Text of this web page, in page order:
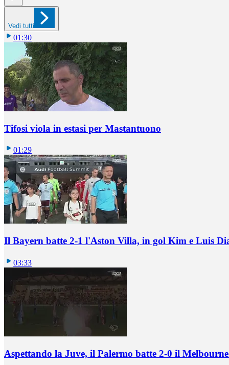
Vedi tutti
01:30
Tifosi viola in estasi per Mastantuono
01:29
Il Bayern batte 2-1 l'Aston Villa, in gol Kim e Luis
03:33
Aspettando la Juve, il Palermo batte 2-0 il